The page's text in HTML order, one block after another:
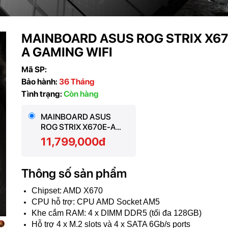
MAINBOARD ASUS ROG STRIX
A GAMING WIFI
Mã SP:
Bảo hành:36 Tháng
Tình trạng:Còn hàng
MAINBOARD ASUS
ROG STRIX X670E-A
GAMING WIFI
11,799,000đ
Thông số sản phẩm
Chipset: AMD X670
CPU hỗ trợ: CPU AMD Socket AM5
Khe cắm RAM: 4 x DIMM DDR5 (tối đa 128GB)
Hỗ trợ 4 x M.2 slots và 4 x SATA 6Gb/s ports